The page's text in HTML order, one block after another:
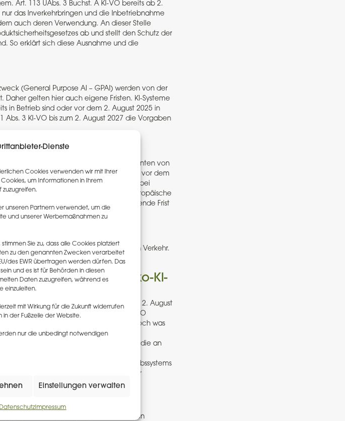
Dienste
Cookies verwenden wir mit Ihrer
um Informationen in Ihrem
zuzugreifen.
unseren Partnern verwendet, um die
und unserer Werbemaßnahmen zu
Sie zu, dass alle Cookies platziert
zu den genannten Zwecken verarbeitet
des EWR übertragen werden dürfen. Das
und es ist für Behörden in diesen
Daten zuzugreifen, während es
einzuleiten.
mit Wirkung für die Zukunft widerrufen
in der Fußzeile der Website.
nur die unbedingt notwendigen
Einstellungen verwalten
Datenschutz Impressum
Art. 113 UAbs. 3 Buchst. A KI-VO bereits ab 2.
das Inverkehrbringen und die Inbetriebnahme
auch deren Verwendung. An dieser Stelle
ab und stellt den Schutz der
So erklärt sich diese Ausnahme und die
(General Purpose AI – GPAI) werden von der
Daher gelten hier auch eigene Fristen. KI-Systeme
in Betrieb sind oder vor dem 2. August 2025 in
3 KI-VO bis zum 2. August 2027 die Vorgaben
sieht der Gesetzgeber für Komponenten von
X aufgeführten Rechtsakten errichtet und vor dem
genommen wurden oder werden. Hierbei
Visa-Informationssystem oder das „Europäische
und Staatenlose“. Die hier geltende Frist
nicht relevant.
Risiko
KI-Systeme oder bringen solche in Verkehr.
Fristen festgelegt.
verwendeten Hochrisiko-KI-
von Hochrisiko-KI-Systemen, die vor dem 2. August
wurden, die Anforderungen der KI-VO
2026 „erheblich verändert“ werden. Doch was
Veränderung“? Hier hilft ein Blick in die
S. 1 KI-VO erläutert, dass Änderungen, die an
und die dessen Konformität mit den
wie z. B. Änderungen des Betriebssystems
gelten, wobei der Gesetzgeber
versteht.
der Hochrisiko-KI-Systeme nach den